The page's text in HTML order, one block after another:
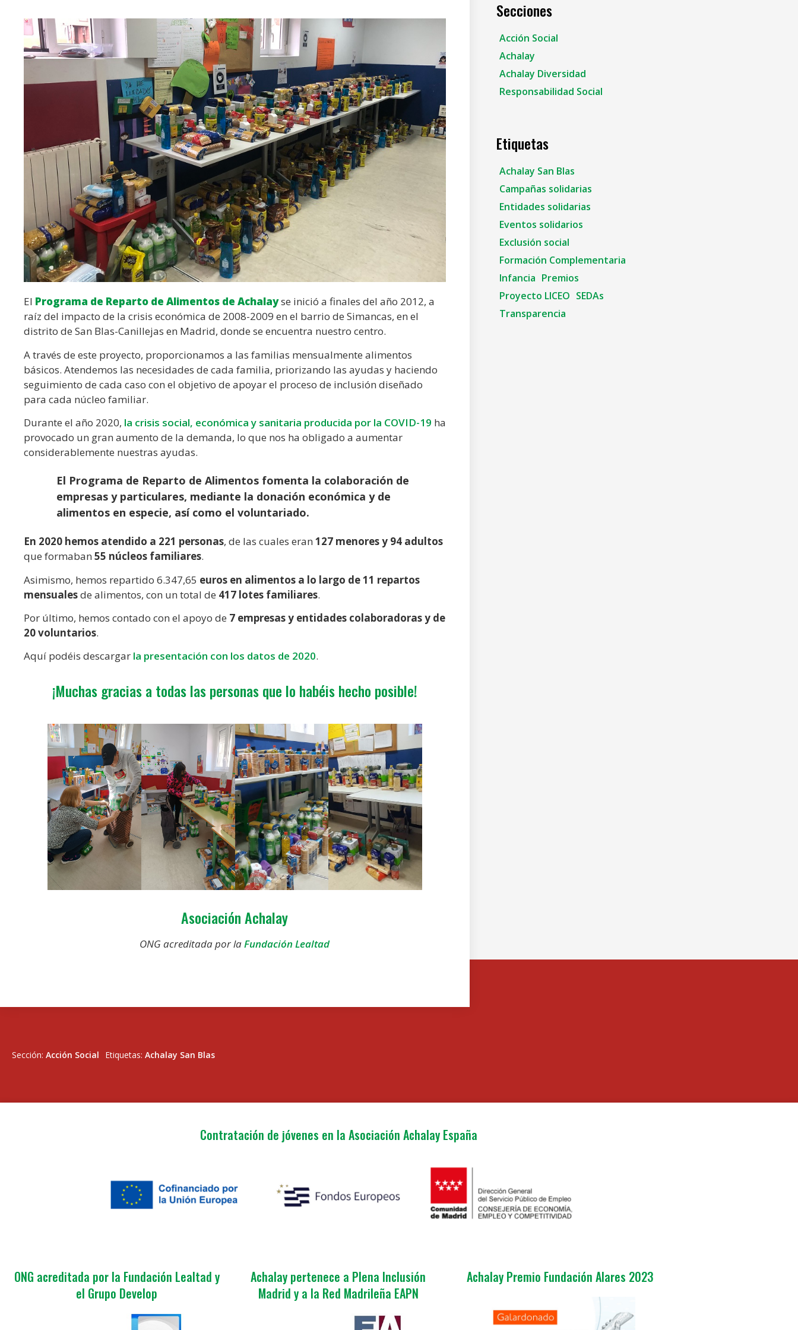
El Programa de Reparto de Alimentos de Achalayse inició a finales del año 2012, a
raíz del impacto de la crisis económica de 2008-2009 en el barrio de Simancas, en el
distrito de San Blas-Canillejas en Madrid, donde se encuentra nuestro centro.
A través de este proyecto, proporcionamos a las familias mensualmente alimentos
básicos. Atendemos las necesidades de cada familia, priorizando las ayudas y haciendo
seguimiento de cada caso con el objetivo de apoyar el proceso de inclusión diseñado
para cada núcleo familiar.
Durante el año 2020, la crisis social, económica y sanitaria producida por la COVID-19 ha
provocado un gran aumento de la demanda, lo que nos ha obligado a aumentar
considerablemente nuestras ayudas.
El Programa de Reparto de Alimentos fomenta la colaboración de
empresas y particulares, mediante la donación económica y de
alimentos en especie, así como el voluntariado.
En 2020 hemos atendido a 221 personas, de las cuales eran 127 menores y 94 adultos
que formaban 55 núcleos familiares.
Asimismo, hemos repartido 6.347,65 euros en alimentos a lo largo de 11 repartos
mensualesde alimentos, con un total de 417 lotes familiares.
Por último, hemos contado con el apoyo de 7 empresas y entidades colaboradoras y de
20 voluntarios.
Aquí podéis descargar la presentación con los datos de 2020.
¡Muchas gracias a todas las personas que lo habéis hecho posible!
Asociación Achalay
ONG acreditada por laFundación Lealtad
Secciones
Acción Social
Achalay
Achalay Diversidad
Responsabilidad Social
Etiquetas
Achalay San Blas
Campañas solidarias
Entidades solidarias
Eventos solidarios
Exclusión social
Formación Complementaria
Infancia Premios
Proyecto LICEO SEDAs
Transparencia
Sección: Acción Social Etiquetas: Achalay San Blas
Contratación de jóvenes en la Asociación Achalay España
ONG acreditada por la Fundación Lealtad y
el Grupo Develop
Achalay pertenece a Plena Inclusión
Madrid y a la Red Madrileña EAPN
Achalay Premio Fundación Alares 2023